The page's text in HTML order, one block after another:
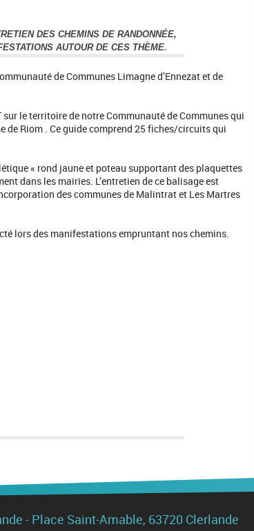
DES CHEMINS DE RANDONNÉE,
AUTOUR DE CES THÈME.
de Communes Limagne d’Ennezat et de
le territoire de notre Communauté de Communes qui
de Riom . Ce guide comprend 25 fiches/circuits qui
« rond jaune et poteau supportant des plaquettes
dans les mairies. L’entretien de ce balisage est
des communes de Malintrat et Les Martres
lors des manifestations empruntant nos chemins.
- Place Saint-Amable, 63720 Clerlande